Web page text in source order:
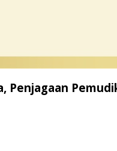
Penjagaan